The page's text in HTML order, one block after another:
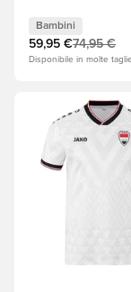
Bambini
59,95 €74,95 €
Disponibile in molte taglie
Apre una